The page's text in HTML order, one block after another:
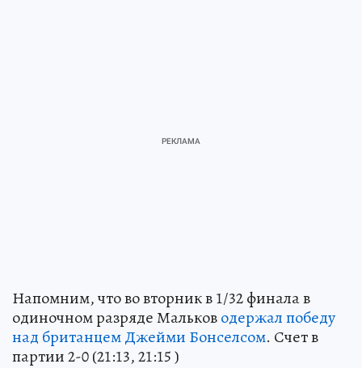
Напомним, что во вторник в 1/32 финала в
одиночном разряде Мальководержал победу
над британцем Джейми Бонселсом. Счет в
партии 2-0 (21:13, 21:15 )